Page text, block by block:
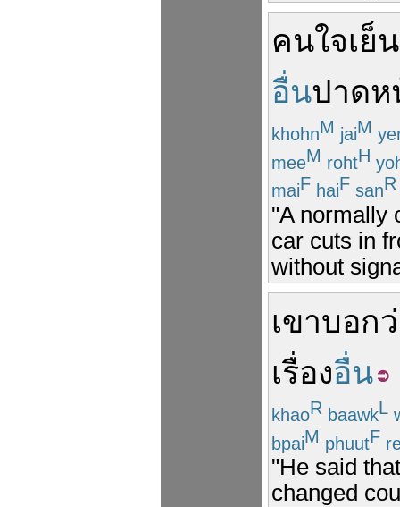
คนใจเย็น
อื่นปาดห
khohnM jaiM
meeM rohtH
maiF haiF sanR
"A normally
car cuts in
without
เขาบอก
เรื่องอื่น
khaoR baawkL
bpaiM phuutF
"He said
changed